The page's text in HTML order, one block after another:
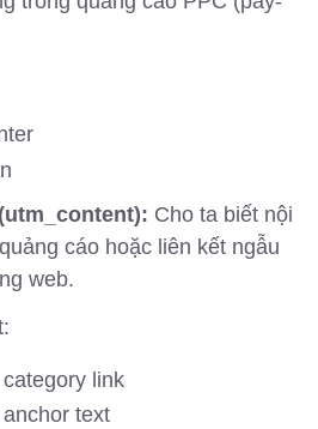
Cho ta biết nội
cáo hoặc liên kết ngẫu
web.
link
text